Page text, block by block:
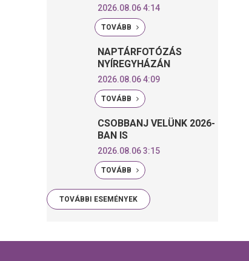
2026.08.06 4:14
TOVÁBB
NAPTÁRFOTÓZÁS
NYÍREGYHÁZÁN
2026.08.06 4:09
TOVÁBB
CSOBBANJ VELÜNK 2026-
BAN IS
2026.08.06 3:15
TOVÁBB
TOVÁBBI ESEMÉNYEK